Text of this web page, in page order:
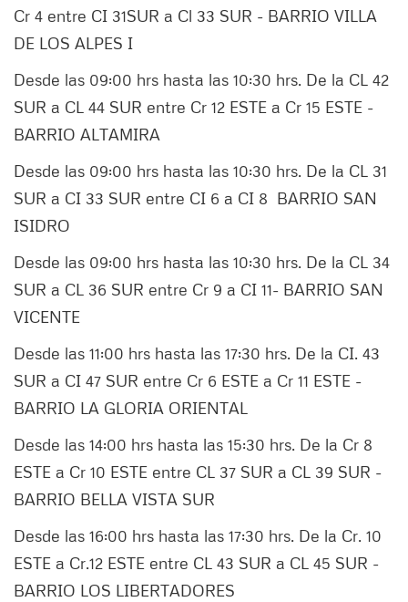
Cr 4 entre CI 31SUR a Cl 33 SUR - BARRIO VILLA
DE LOS ALPES I
Desde las 09:00 hrs hasta las 10:30 hrs. De la CL 42
SUR a CL 44 SUR entre Cr 12 ESTE a Cr 15 ESTE -
BARRIO ALTAMIRA
Desde las 09:00 hrs hasta las 10:30 hrs. De la CL 31
SUR a CI 33 SUR entre CI 6 a CI 8 BARRIO SAN
ISIDRO
Desde las 09:00 hrs hasta las 10:30 hrs. De la CL 34
SUR a CL 36 SUR entre Cr 9 a CI 11- BARRIO SAN
VICENTE
Desde las 11:00 hrs hasta las 17:30 hrs. De la CI. 43
SUR a CI 47 SUR entre Cr 6 ESTE a Cr 11 ESTE -
BARRIO LA GLORIA ORIENTAL
Desde las 14:00 hrs hasta las 15:30 hrs. De la Cr 8
ESTE a Cr 10 ESTE entre CL 37 SUR a CL 39 SUR -
BARRIO BELLA VISTA SUR
Desde las 16:00 hrs hasta las 17:30 hrs. De la Cr. 10
ESTE a Cr.12 ESTE entre CL 43 SUR a CL 45 SUR -
BARRIO LOS LIBERTADORES